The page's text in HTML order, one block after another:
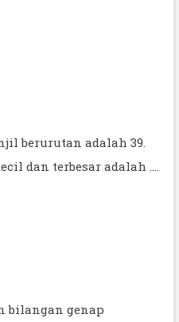
berurutan adalah 39.
dan terbesar adalah ....
bilangan genap